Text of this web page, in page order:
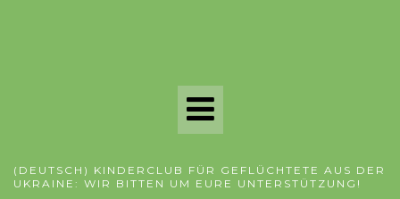
Toggle
Navigation
(DEUTSCH) KINDERCLUB FÜR GEFLÜCHTETE AUS DER
UKRAINE: WIR BITTEN UM EURE UNTERSTÜTZUNG!